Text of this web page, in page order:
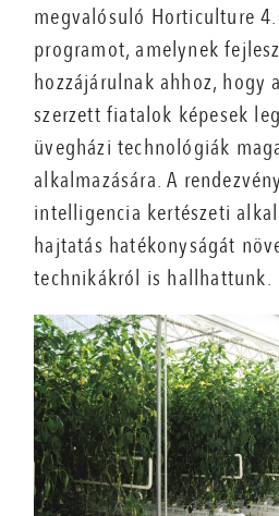
megvalósuló Horticulture
programot, amelynek
hozzájárulnak ahhoz, hogy
szerzett fiatalok képesek
üvegházi technológiák
alkalmazására. A
intelligencia kertészeti
hajtatás hatékonyságát
technikákról is hallhattunk.